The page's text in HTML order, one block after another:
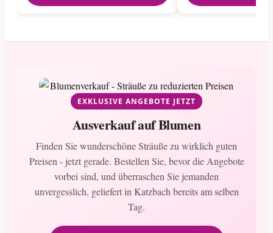
EXKLUSIVE ANGEBOTE JETZT
Ausverkauf auf Blumen
Finden Sie wunderschöne Sträuße zu wirklich guten
Preisen - jetzt gerade. Bestellen Sie, bevor die Angebote
vorbei sind, und überraschen Sie jemanden
unvergesslich, geliefert in Katzbach bereits am selben
Tag.